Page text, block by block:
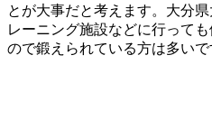
とが大事だと考えます。大分
レーニング施設などに行って
ので鍛えられている方は多いで